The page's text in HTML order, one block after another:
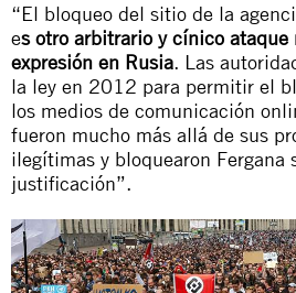
“El bloqueo del sitio de la
es otro arbitrario y cínico
expresión en Rusia. Las
la ley en 2012 para permitir el
los medios de comunicación
fueron mucho más allá de sus
ilegítimas y bloquearon Fergana
justificación”.